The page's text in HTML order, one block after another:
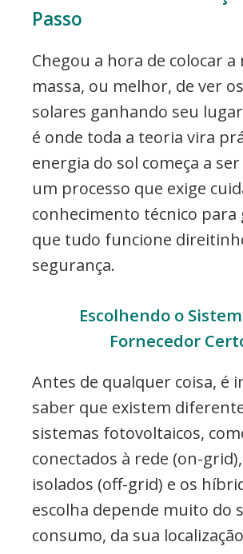
Passo
Chegou a hora de colocar a
massa, ou melhor, de ver
solares ganhando seu
é onde toda a teoria vira
energia do sol começa a ser
um processo que exige
conhecimento técnico
que tudo funcione
segurança.
Escolhendo o
Fornecedor
Antes de qualquer coisa, é
saber que existem
sistemas fotovoltaicos,
conectados à rede (on-
isolados (off-grid) e os
escolha depende muito do
consumo, da sua